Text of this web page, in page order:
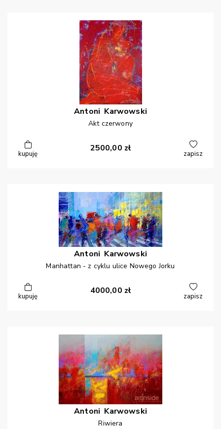
Antoni Karwowski
Akt czerwony
kupuję
2500,00 zł
zapisz
Antoni Karwowski
Manhattan - z cyklu ulice Nowego Jorku
kupuję
4000,00 zł
zapisz
Antoni Karwowski
Riwiera